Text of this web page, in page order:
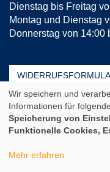
Dienstag bis Freitag
Montag und Dienstag
Donnerstag von 14:00
AGB Impressum
Häufige Fragen
Cookie Einstellungen
Kontrast
Wir speichern und
Informationen für
Speicherung von
Funktionelle Cookies,
Mehr erfahren